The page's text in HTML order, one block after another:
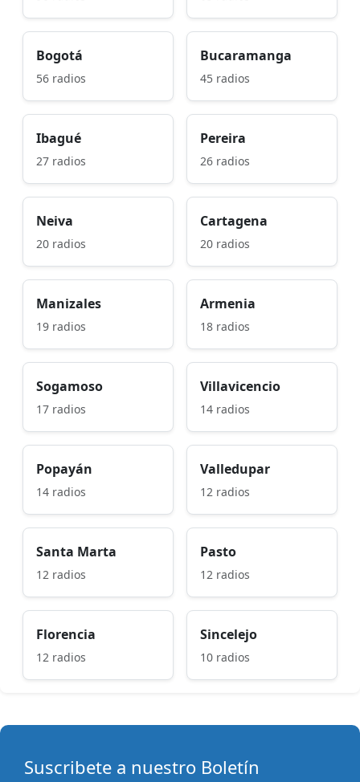
Bogotá
56 radios
Bucaramanga
45 radios
Ibagué
27 radios
Pereira
26 radios
Neiva
20 radios
Cartagena
20 radios
Manizales
19 radios
Armenia
18 radios
Sogamoso
17 radios
Villavicencio
14 radios
Popayán
14 radios
Valledupar
12 radios
Santa Marta
12 radios
Pasto
12 radios
Florencia
12 radios
Sincelejo
10 radios
Suscribete a nuestro Boletín